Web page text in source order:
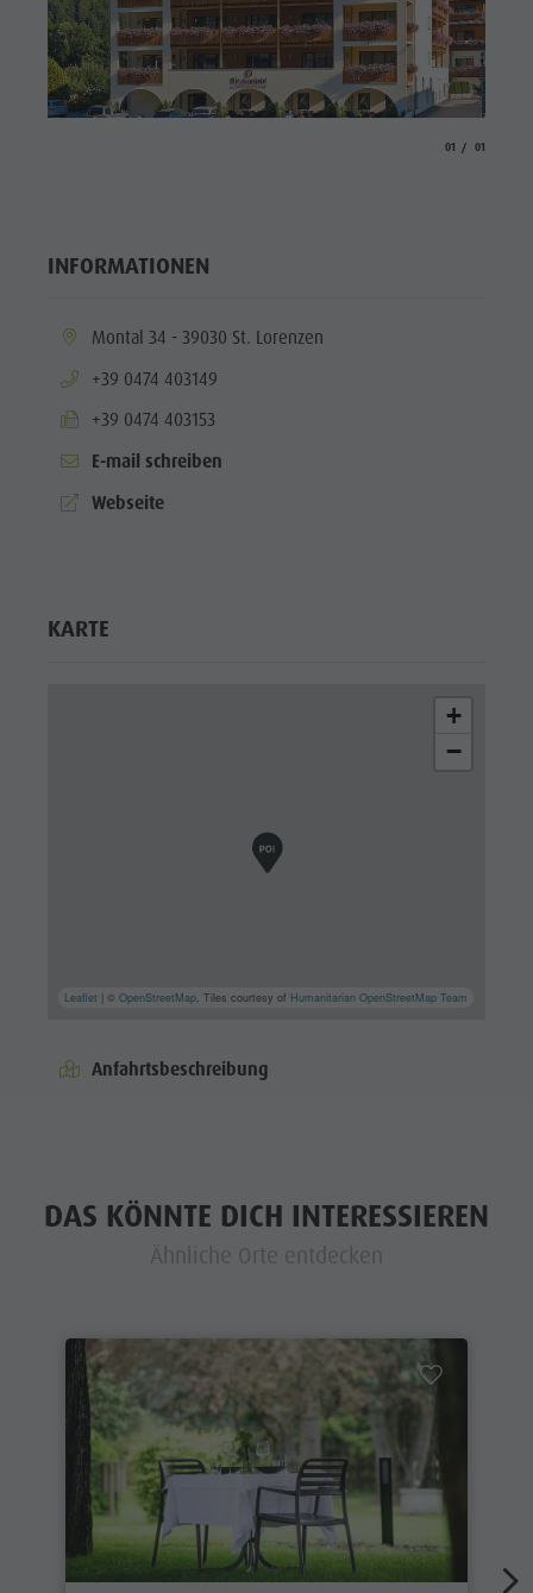
01 01
INFORMATIONEN
aria.location:
Montal 34 - 39030 St. Lorenzen
aria.phone:
+39 0474 403149
aria.fax:
+39 0474 403153
E-mail schreiben
aria.website:
Webseite
KARTE
+
−
Leaflet | ©OpenStreetMap, Tiles courtesy of Humanitarian OpenStreetMap Team
Anfahrtsbeschreibung
DAS KÖNNTE DICH INTERESSIEREN
Ähnliche Orte entdecken